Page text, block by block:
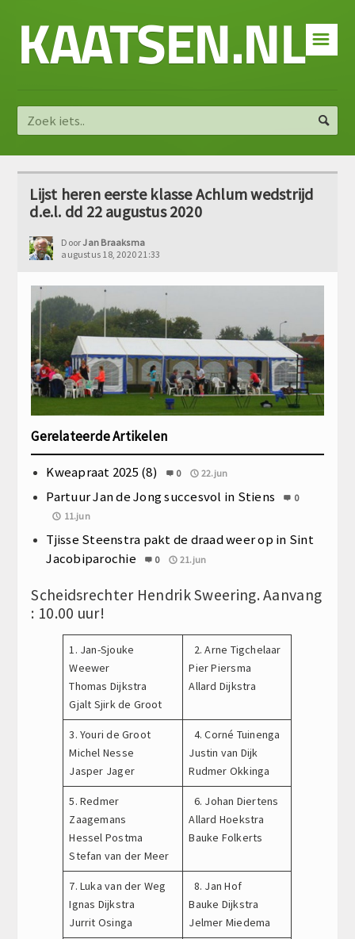
☰
KAATSEN.NL
Lijst heren eerste klasse Achlum wedstrijd
d.e.l. dd 22 augustus 2020
DoorJan Braaksma
augustus 18, 2020 21:33
Gerelateerde Artikelen
Kweapraat 2025 (8) 0 22.jun
Partuur Jan de Jong succesvol in Stiens
0
11.jun
Tjisse Steenstra pakt de draad weer op in Sint
Jacobiparochie
0 21.jun
Scheidsrechter Hendrik Sweering. Aanvang
: 10.00 uur!
1. Jan-Sjouke
Weewer
Thomas Dijkstra
Gjalt Sjirk de Groot
2. Arne Tigchelaar
Pier Piersma
Allard Dijkstra
3. Youri de Groot
Michel Nesse
Jasper Jager
4. Corné Tuinenga
Justin van Dijk
Rudmer Okkinga
5. Redmer
Zaagemans
Hessel Postma
Stefan van der Meer
6. Johan Diertens
Allard Hoekstra
Bauke Folkerts
7. Luka van der Weg
Ignas Dijkstra
Jurrit Osinga
8. Jan Hof
Bauke Dijkstra
Jelmer Miedema